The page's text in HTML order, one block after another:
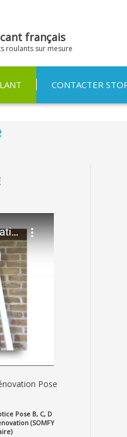
français
roulants sur mesure
CONTACTER
Pose
Pose B, C, D
(SOMFY